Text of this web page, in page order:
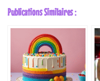
Publications Similaires :